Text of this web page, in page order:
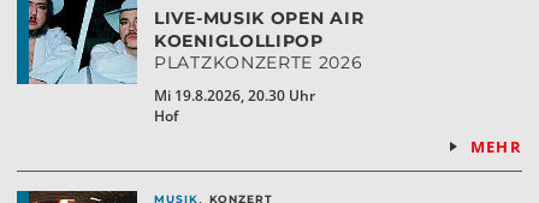
LIVE-MUSIK OPEN AIR
KOENIGLOLLIPOP
PLATZKONZERTE 2026
Mi 19.8.2026, 20.30 Uhr
Hof
MEHR
MUSIK, KONZERT